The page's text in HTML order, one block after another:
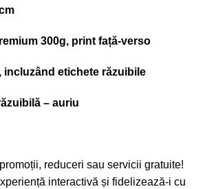
300g, print față-verso
incluzând etichete răzuibile
– auriu
reduceri sau servicii gratuite!
interactivă și fidelizează-i cu